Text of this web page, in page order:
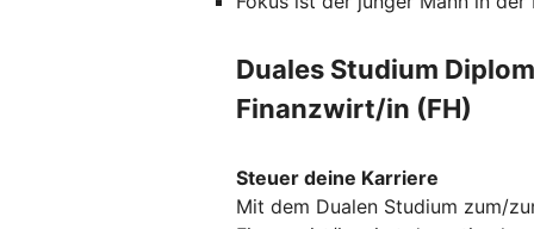
Duales Studium
Finanzwirt/in (FH)
Steuer deine Karriere
Mit dem Dualen Studium zum/